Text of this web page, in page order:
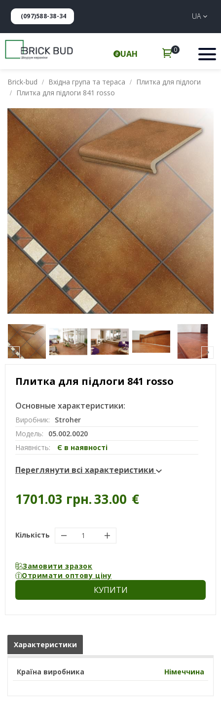
(097)588-38-34 UA
UAH 0
Brick-bud Вхідна група та тераса
Плитка для підлоги
Плитка для підлоги 841 rosso
Плитка для підлоги 841 rosso
Основные характеристики:
Виробник:
Stroher
Модель:
05.002.0020
Наявність:
Є в наявності
Переглянути всі характеристики
1701.03 грн.33.00 €
Кількість
Замовити зразок
Отримати оптову ціну
КУПИТИ
Характеристики
Країна виробника Німеччина